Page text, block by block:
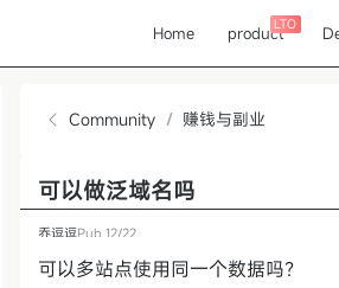
Home productLTO
可以做泛域名吗
乔逗逗Pub 12/22
可以多站点使用同一个数据吗？
Community / 赚钱与副业